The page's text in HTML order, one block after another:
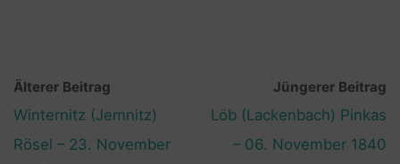
Älterer Beitrag
Winternitz (Jemnitz)
Rösel – 23. November
Jüngerer Beitrag
Löb (Lackenbach) Pinkas
– 06. November 1840